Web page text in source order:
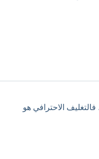
الاحترافي هو